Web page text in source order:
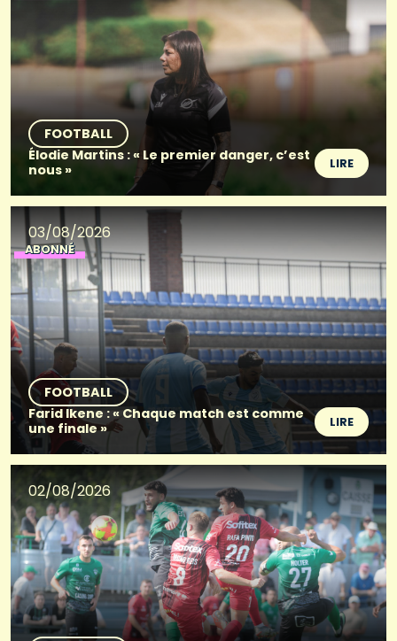
FOOTBALL
Élodie Martins : « Le premier danger, c’est
nous »
LIRE
03/08/2026
ABONNÉ
FOOTBALL
Farid Ikene : « Chaque match est comme
une finale »
LIRE
02/08/2026